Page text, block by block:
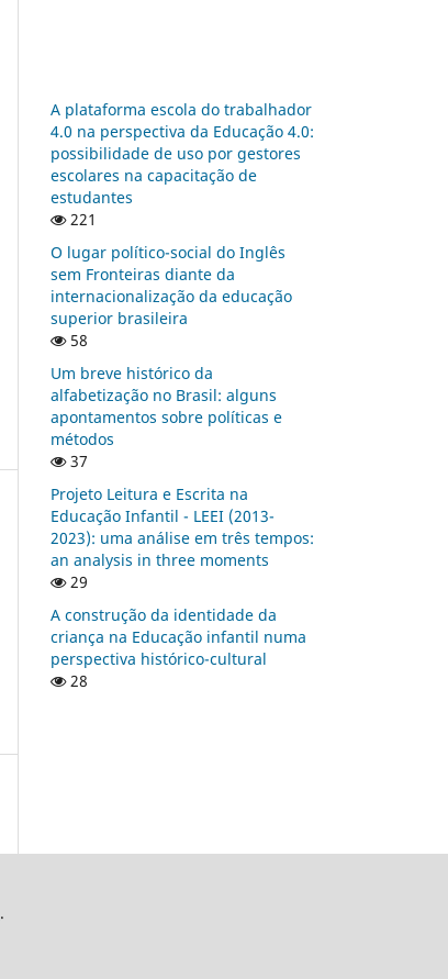
A plataforma escola do trabalhador
4.0 na perspectiva da Educação 4.0:
possibilidade de uso por gestores
escolares na capacitação de
estudantes
221
O lugar político-social do Inglês
sem Fronteiras diante da
internacionalização da educação
superior brasileira
58
Um breve histórico da
alfabetização no Brasil: alguns
apontamentos sobre políticas e
métodos
37
Projeto Leitura e Escrita na
Educação Infantil - LEEI (2013-
2023): uma análise em três tempos:
an analysis in three moments
29
A construção da identidade da
criança na Educação infantil numa
perspectiva histórico-cultural
28
.